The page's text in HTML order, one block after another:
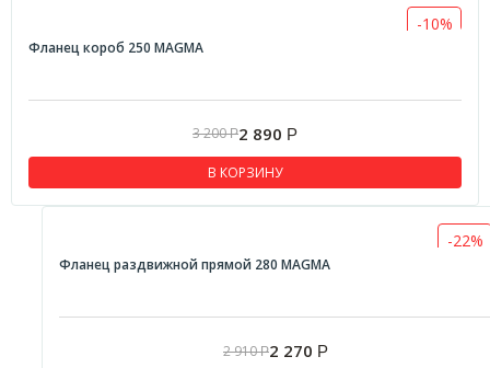
-10%
Фланец короб 250 MAGMA
3 200Р2 890 Р
В КОРЗИНУ
-22%
Фланец раздвижной прямой 280 MAGMA
2 910Р2 270 Р